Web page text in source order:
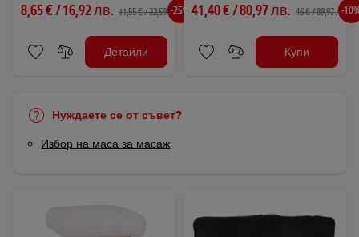
8,65 € / 16,92 лв. 11,55 € / 22,59 лв.
-25%
Детайли
41,40 € / 80,97 лв. 46 € / 89,97 лв.
-
Купи
Нуждаете се от съвет?
Избор на маса за масаж